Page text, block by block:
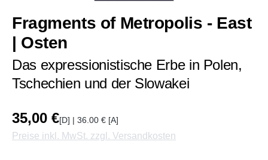
Fragments of Metropolis - East
| Osten
Das expressionistische Erbe in Polen,
Tschechien und der Slowakei
35,00 €[D] | 36.00 € [A]
Preise inkl. MwSt. zzgl. Versandkosten